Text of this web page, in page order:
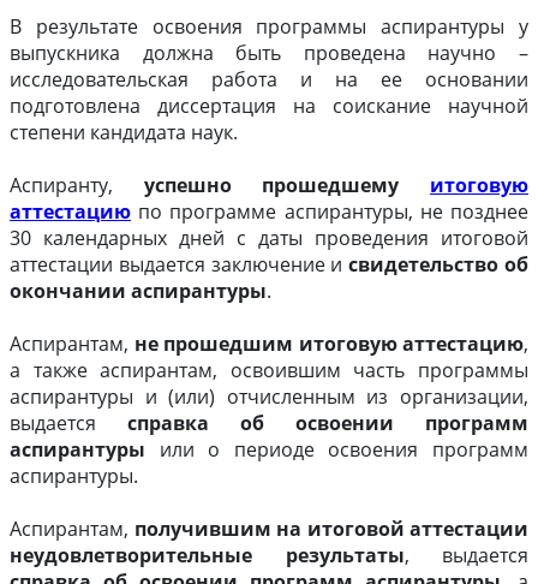
В результате освоения программы аспирантуры у
выпускника должна быть проведена научно –
исследовательская работа и на ее основании
подготовлена диссертация на соискание научной
степени кандидата наук.
Аспиранту, успешно прошедшему итоговую
аттестацию по программе аспирантуры, не позднее
30 календарных дней с даты проведения итоговой
аттестации выдается заключение исвидетельство об
окончании аспирантуры.
Аспирантам, не прошедшим итоговую аттестацию,
а также аспирантам, освоившим часть программы
аспирантуры и (или) отчисленным из организации,
выдается справка об освоении программ
аспирантуры или о периоде освоения программ
аспирантуры.
Аспирантам, получившим на итоговой аттестации
неудовлетворительные результаты, выдается